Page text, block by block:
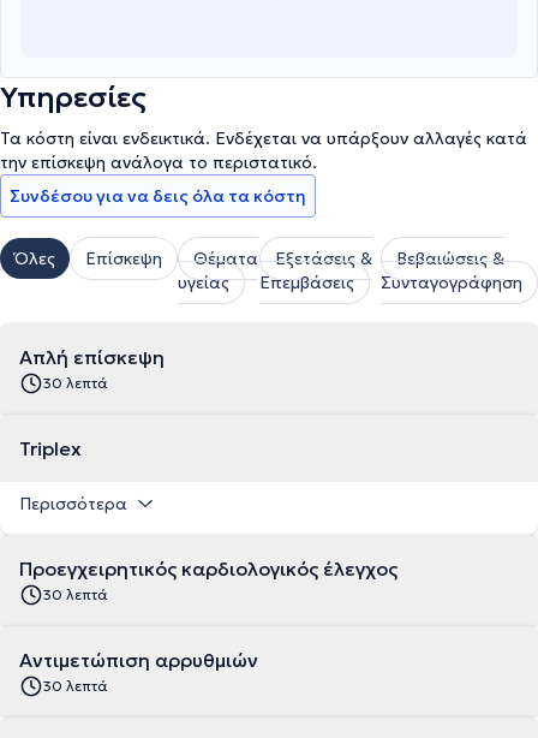
Υπηρεσίες
Τα κόστη είναι ενδεικτικά. Ενδέχεται να υπάρξουν αλλαγές κατά
την επίσκεψη ανάλογα το περιστατικό.
Συνδέσου για να δεις όλα τα κόστη
Όλες Επίσκεψη
Θέματα
υγείας
Εξετάσεις &
Επεμβάσεις
Βεβαιώσεις &
Συνταγογράφηση
Απλή επίσκεψη
30 λεπτά
Triplex
Περισσότερα
Προεγχειρητικός καρδιολογικός έλεγχος
30 λεπτά
Αντιμετώπιση αρρυθμιών
30 λεπτά